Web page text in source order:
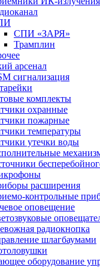
СПИ «ЗАРЯ»
Трамплин
арсенал
сигнализация
комплекты
охранные
пожарные
температуры
утечки воды
расширения
контрольные
оповещение
радиокнопка
шлагбаумами
оборудование